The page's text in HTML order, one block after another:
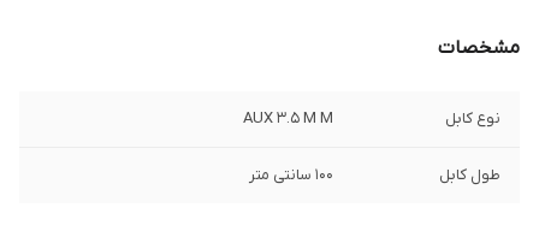
مشخصات
نوع کابل AUX 3.5 M M
طول کابل ۱۰۰ سانتی متر